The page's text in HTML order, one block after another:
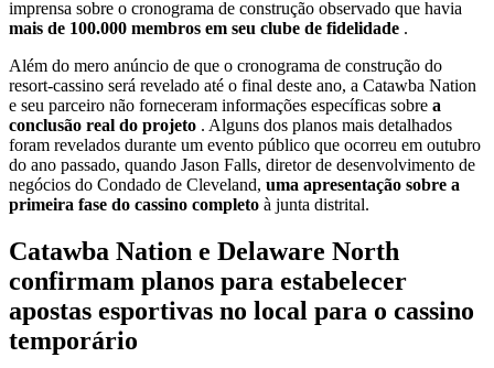
imprensa sobre o cronograma de construção observado que havia
mais de 100.000 membros em seu clube de fidelidade .
Além do mero anúncio de que o cronograma de construção do
resort-cassino será revelado até o final deste ano, a Catawba Nation
e seu parceiro não forneceram informações específicas sobre a
conclusão real do projeto . Alguns dos planos mais detalhados
foram revelados durante um evento público que ocorreu em outubro
do ano passado, quando Jason Falls, diretor de desenvolvimento de
negócios do Condado de Cleveland, uma apresentação sobre a
primeira fase do cassino completo à junta distrital.
Catawba Nation e Delaware North
confirmam planos para estabelecer
apostas esportivas no local para o cassino
temporário